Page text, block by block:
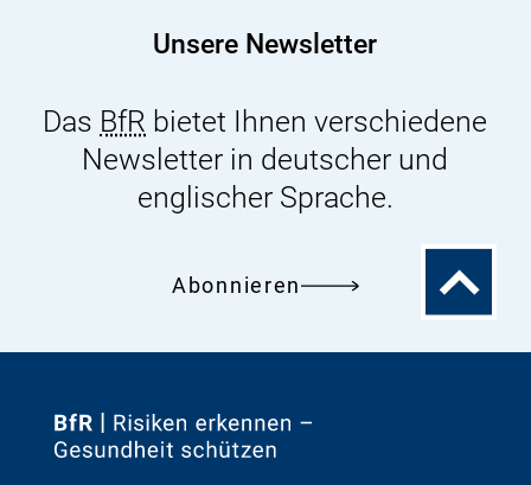
Unsere Newsletter
Das BfR bietet Ihnen verschiedene
Newsletter in deutscher und
englischer Sprache.
Abonnieren
Zum
Zur